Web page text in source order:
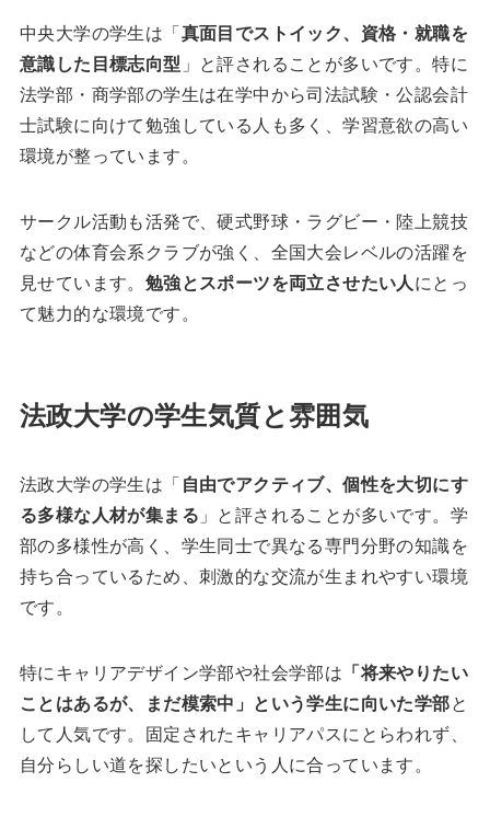
中央大学の学生は「真面目でストイック、資格・就職を
意識した目標志向型 」と評されることが多いです。特に
法学部・商学部の学生は在学中から司法試験・公認会計
士試験に向けて勉強している人も多く、学習意欲の高い
環境が整っています。
サークル活動も活発で、硬式野球・ラグビー・陸上競技
などの体育会系クラブが強く、全国大会レベルの活躍を
見せています。 勉強とスポーツを両立させたい人にとっ
て魅力的な環境です。
法政大学の学生気質と雰囲気
法政大学の学生は「自由でアクティブ、個性を大切にす
る多様な人材が集まる 」と評されることが多いです。学
部の多様性が高く、学生同士で異なる専門分野の知識を
持ち合っているため、刺激的な交流が生まれやすい環境
です。
特にキャリアデザイン学部や社会学部は 「将来やりたい
ことはあるが、まだ模索中」という学生に向いた学部と
して人気です。固定されたキャリアパスにとらわれず、
自分らしい道を探したいという人に合っています。